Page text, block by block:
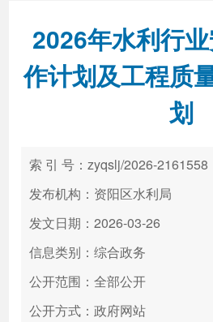
新闻中心
高效办成一件事
2026年水利行
作计划及工程质
划
索 引 号：zyqslj/2026-2161558
发布机构：资阳区水利局
发文日期：2026-03-26
信息类别：综合政务
公开范围：全部公开
公开方式：政府网站